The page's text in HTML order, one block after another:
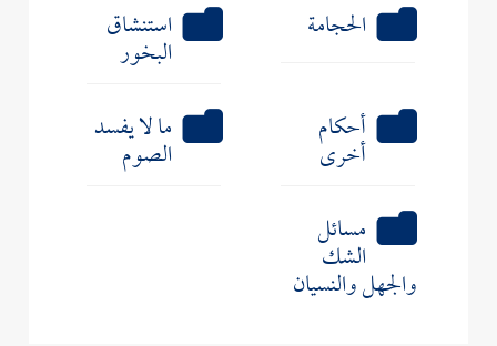
الحجامة
استنشاق
البخور
أحكام
أخرى
ما لا يفسد
الصوم
مسائل
الشك
والجهل والنسيان